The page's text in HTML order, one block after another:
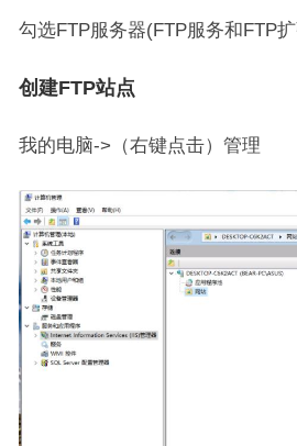
勾选FTP服务器(FTP服务和FTP
创建FTP站点
我的电脑->（右键点击）管理